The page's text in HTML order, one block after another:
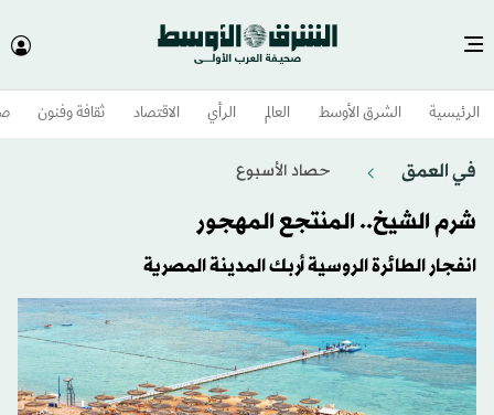
الرئيسية الشرق الأوسط​ العالم الرأي الاقتصاد ثقافة وفنون
في العمق حصاد الأسبوع
شرم الشيخ.. المنتجع المهجور
انفجار الطائرة الروسية أربك المدينة المصرية